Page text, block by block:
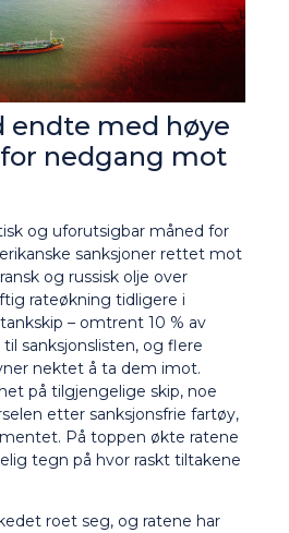
endte med høye
nedgang mot
og uforutsigbar måned for
sanksjoner rettet mot
og russisk olje over
rateøkning tidligere i
– omtrent 10 % av
sanksjonslisten, og flere
nektet å ta dem imot.
på tilgjengelige skip, noe
etter sanksjonsfrie fartøy,
På toppen økte ratene
tegn på hvor raskt tiltakene
roet seg, og ratene har